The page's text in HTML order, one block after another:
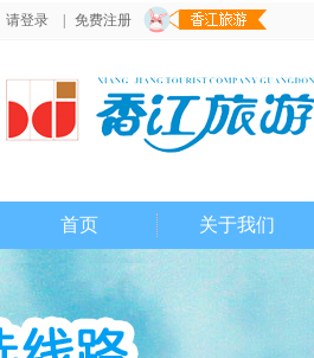
请登录 免费注册
首页 关于我们